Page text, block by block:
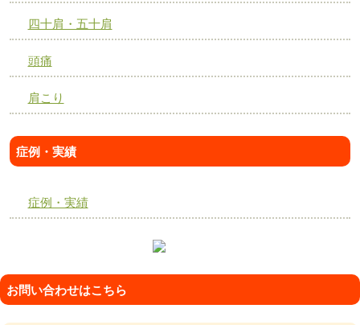
四十肩・五十肩
頭痛
肩こり
症例・実績
症例・実績
お問い合わせはこちら